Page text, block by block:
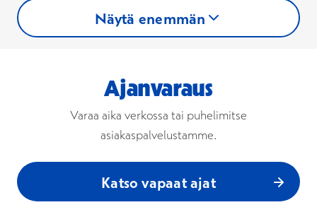
Näytä enemmän
Ajanvaraus
Varaa aika verkossa tai puhelimitse
asiakaspalvelustamme.
Katso vapaat ajat